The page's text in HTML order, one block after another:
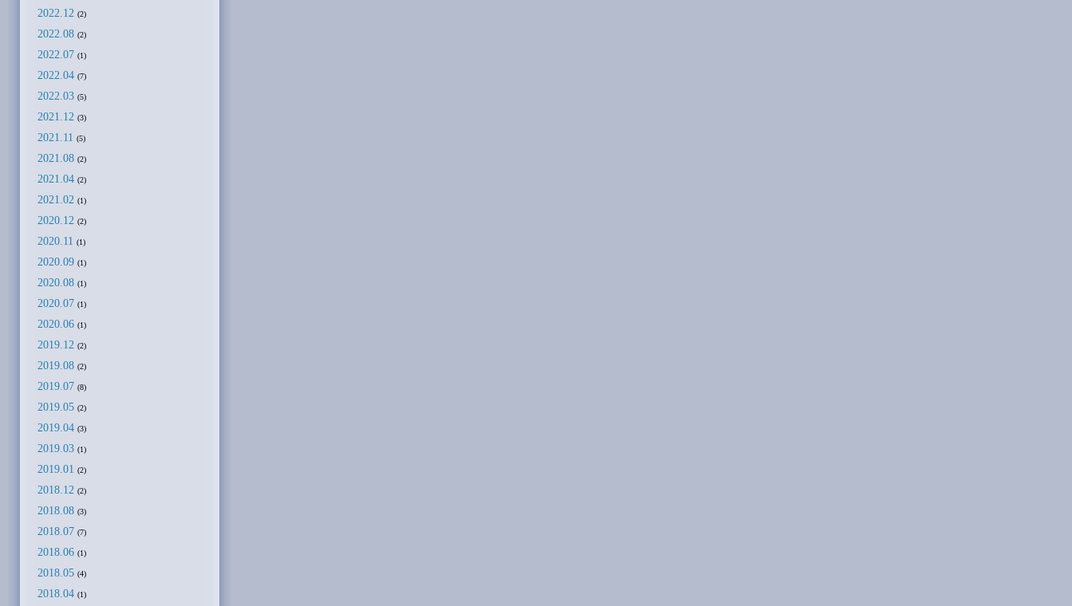
2022.12 (2)
2022.08 (2)
2022.07 (1)
2022.04 (7)
2022.03 (5)
2021.12 (3)
2021.11 (5)
2021.08 (2)
2021.04 (2)
2021.02 (1)
2020.12 (2)
2020.11 (1)
2020.09 (1)
2020.08 (1)
2020.07 (1)
2020.06 (1)
2019.12 (2)
2019.08 (2)
2019.07 (8)
2019.05 (2)
2019.04 (3)
2019.03 (1)
2019.01 (2)
2018.12 (2)
2018.08 (3)
2018.07 (7)
2018.06 (1)
2018.05 (4)
2018.04 (1)